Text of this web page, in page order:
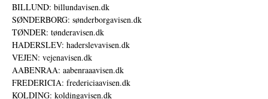
BILLUND: billundavisen.dk
SØNDERBORG: sønderborgavisen.dk
TØNDER: tønderavisen.dk
HADERSLEV: haderslevavisen.dk
VEJEN: vejenavisen.dk
AABENRAA: aabenraaavisen.dk
FREDERICIA: fredericiaavisen.dk
KOLDING: koldingavisen.dk